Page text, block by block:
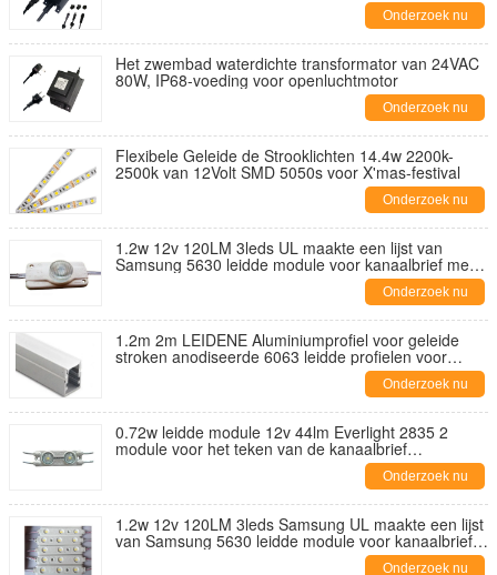
Onderzoek nu
Het zwembad waterdichte transformator van 24VAC
80W, IP68-voeding voor openluchtmotor
Onderzoek nu
Flexibele Geleide de Strooklichten 14.4w 2200k-
2500k van 12Volt SMD 5050s voor X'mas-festival
Onderzoek nu
1.2w 12v 120LM 3leds UL maakte een lijst van
Samsung 5630 leidde module voor kanaalbrief met
Onderzoek nu
1.2m 2m LEIDENE Aluminiumprofiel voor geleide
stroken anodiseerde 6063 leidde profielen voor
Onderzoek nu
0.72w leidde module 12v 44lm Everlight 2835 2
module voor het teken van de kanaalbrief
Onderzoek nu
1.2w 12v 120LM 3leds Samsung UL maakte een lijst
van Samsung 5630 leidde module voor kanaalbrief
Onderzoek nu